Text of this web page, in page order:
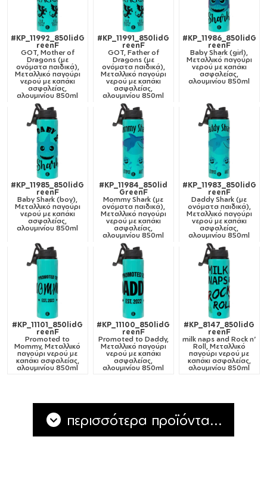
#KP_11992_850lidG
reenF
GOT, Mother of
Dragons (με
ονόματα παιδικά),
Μεταλλικό παγούρι
νερού με καπάκι
ασφαλείας,
αλουμινίου 850ml
#KP_11991_850lidG
reenF
GOT, Father of
Dragons (με
ονόματα παιδικά),
Μεταλλικό παγούρι
νερού με καπάκι
ασφαλείας,
αλουμινίου 850ml
#KP_11986_850lidG
reenF
Baby Shark (girl),
Μεταλλικό παγούρι
νερού με καπάκι
ασφαλείας,
αλουμινίου 850ml
#KP_11985_850lidG
reenF
Baby Shark (boy),
Μεταλλικό παγούρι
νερού με καπάκι
ασφαλείας,
αλουμινίου 850ml
#KP_11984_850lid
GreenF
Mommy Shark (με
ονόματα παιδικά),
Μεταλλικό παγούρι
νερού με καπάκι
ασφαλείας,
αλουμινίου 850ml
#KP_11983_850lidG
reenF
Daddy Shark (με
ονόματα παιδικά),
Μεταλλικό παγούρι
νερού με καπάκι
ασφαλείας,
αλουμινίου 850ml
#KP_11101_850lidG
reenF
Promoted to
Mommy, Μεταλλικό
παγούρι νερού με
καπάκι ασφαλείας,
αλουμινίου 850ml
#KP_11100_850lidG
reenF
Promoted to Daddy,
Μεταλλικό παγούρι
νερού με καπάκι
ασφαλείας,
αλουμινίου 850ml
#KP_8147_850lidG
reenF
milk naps and Rock n'
Roll, Μεταλλικό
παγούρι νερού με
καπάκι ασφαλείας,
αλουμινίου 850ml
περισσότερα προϊόντα...